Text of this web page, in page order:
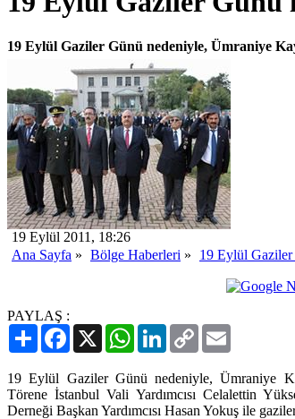
19 Eylül Gaziler Günü nedeniyle, Ümraniye
19 Eylül 2011, 18:26
Ana Sayfa » Bölge Haberleri » 19 Eylül Gaziler
PAYLAŞ :
PaylaşFacebook
X WhatsAppLinkedIn
Copy
Link
19 Eylül Gaziler Günü nedeniyle, Ümraniye
Törene İstanbul Vali Yardımcısı Celalettin
Derneği Başkan Yardımcısı Hasan Yokuş ile